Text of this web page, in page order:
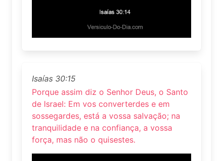
Isaías 30:15
Porque assim diz o Senhor Deus, o Santo
de Israel: Em vos converterdes e em
sossegardes, está a vossa salvação; na
tranquilidade e na confiança, a vossa
força, mas não o quisestes.